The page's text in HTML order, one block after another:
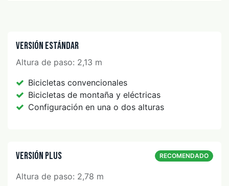
Versión Estándar
Altura de paso: 2,13 m
Bicicletas convencionales
Bicicletas de montaña y eléctricas
Configuración en una o dos alturas
Versión PLUS RECOMENDADO
Altura de paso: 2,78 m